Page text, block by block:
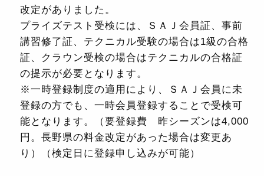
改定がありました。
プライズテスト受検には、ＳＡＪ会員証、事前
講習修了証、テクニカル受験の場合は1級の合格
証、クラウン受検の場合はテクニカルの合格証
の提示が必要となります。
※一時登録制度の適用により、ＳＡＪ会員に未
登録の方でも、一時会員登録することで受検可
能となります。（要登録費 昨シーズンは4,000
円。長野県の料金改定があった場合は変更あ
り）（検定日に登録申し込みが可能）